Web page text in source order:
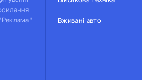
Вживані авто